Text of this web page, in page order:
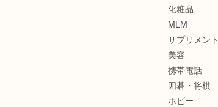
化粧品
MLM
サプリメント
美容
携帯電話
囲碁・将棋
ホビー